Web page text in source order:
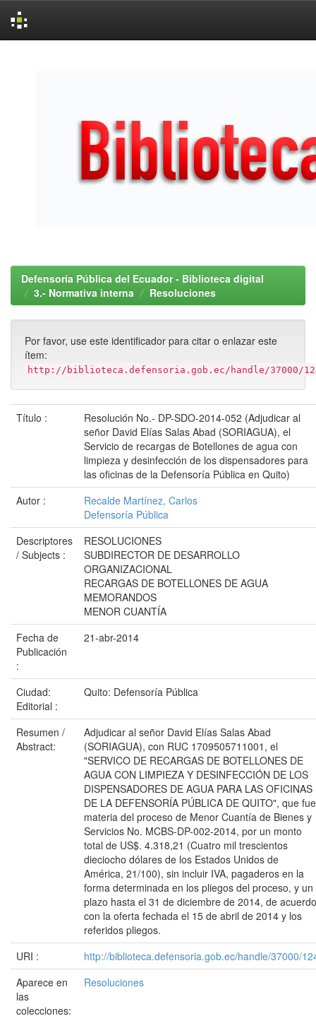
Defensoría Pública del Ecuador - Biblioteca digital
3.- Normativa interna
Resoluciones
Por favor, use este identificador para citar o enlazar este
ítem:
http://biblioteca.defensoria.gob.ec/handle/37000/
Título :
Resolución No.- DP-SDO-2014-052 (Adjudicar al
señor David Elías Salas Abad (SORIAGUA), el
Servicio de recargas de Botellones de agua con
limpieza y desinfección de los dispensadores para
las oficinas de la Defensoría Pública en Quito)
Autor :
Recalde Martínez, Carlos
Defensoría Pública
Descriptores
/ Subjects :
RESOLUCIONES
SUBDIRECTOR DE DESARROLLO
ORGANIZACIONAL
RECARGAS DE BOTELLONES DE AGUA
MEMORANDOS
MENOR CUANTÍA
Fecha de
Publicación
:
21-abr-2014
Ciudad:
Editorial :
Quito: Defensoría Pública
Resumen /
Abstract:
Adjudicar al señor David Elías Salas Abad
(SORIAGUA), con RUC 1709505711001, el
"SERVICO DE RECARGAS DE BOTELLONES DE
AGUA CON LIMPIEZA Y DESINFECCIÓN DE LOS
DISPENSADORES DE AGUA PARA LAS OFICINAS
DE LA DEFENSORÍA PÚBLICA DE QUITO", que fue
materia del proceso de Menor Cuantía de Bienes y
Servicios No. MCBS-DP-002-2014, por un monto
total de US$. 4.318,21 (Cuatro mil trescientos
dieciocho dólares de los Estados Unidos de
América, 21/100), sin incluir IVA, pagaderos en la
forma determinada en los pliegos del proceso, y un
plazo hasta el 31 de diciembre de 2014, de acuerdo
con la oferta fechada el 15 de abril de 2014 y los
referidos pliegos.
URI :
http://biblioteca.defensoria.gob.ec/handle/37000/
Aparece en
las
colecciones:
Resoluciones